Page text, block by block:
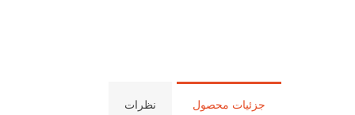
جزئیات محصول نظرات